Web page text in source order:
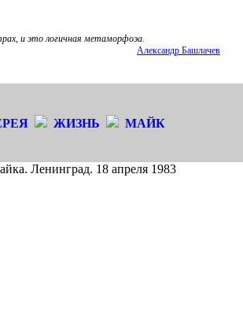
и это логичная метаморфоэа.
Александр Башлачев
ЖИЗНЬ МАЙК